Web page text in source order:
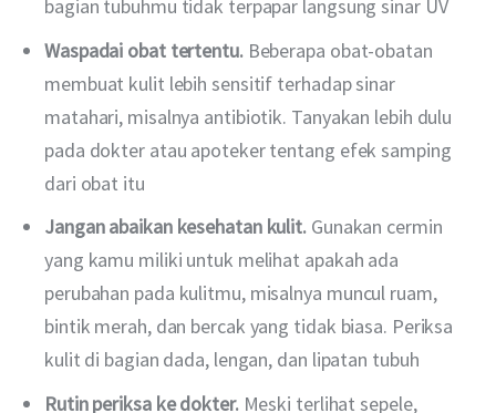
bagian tubuhmu tidak terpapar langsung sinar UV
Waspadai obat tertentu.Beberapa obat-obatan
membuat kulit lebih sensitif terhadap sinar
matahari, misalnya antibiotik. Tanyakan lebih dulu
pada dokter atau apoteker tentang efek samping
dari obat itu
Jangan abaikan kesehatan kulit. Gunakan cermin
yang kamu miliki untuk melihat apakah ada
perubahan pada kulitmu, misalnya muncul ruam,
bintik merah, dan bercak yang tidak biasa. Periksa
kulit di bagian dada, lengan, dan lipatan tubuh
Rutin periksa ke dokter.Meski terlihat sepele,